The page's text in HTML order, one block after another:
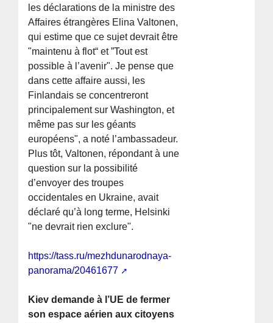
les déclarations de la ministre des
Affaires étrangères Elina Valtonen,
qui estime que ce sujet devrait être
"maintenu à flot“ et ”Tout est
possible à l’avenir". Je pense que
dans cette affaire aussi, les
Finlandais se concentreront
principalement sur Washington, et
même pas sur les géants
européens", a noté l’ambassadeur.
Plus tôt, Valtonen, répondant à une
question sur la possibilité
d’envoyer des troupes
occidentales en Ukraine, avait
déclaré qu’à long terme, Helsinki
"ne devrait rien exclure".
https://tass.ru/mezhdunarodnaya-
panorama/20461677
Kiev demande à l’UE de fermer
son espace aérien aux citoyens